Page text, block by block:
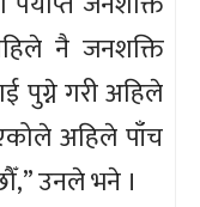
नै जनशक्ति
पुग्ने गरी अहिले
अहिले पाँच
उनले भने ।